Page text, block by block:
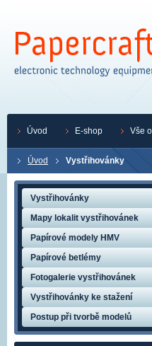
Úvod Vystřihovánky
Vystřihovánky
Mapy lokalit vystřihovánek
Papírové modely HMV
Papírové betlémy
Fotogalerie vystřihovánek
Vystřihovánky ke stažení
Postup při tvorbě modelů
Úvod E-shop Vše